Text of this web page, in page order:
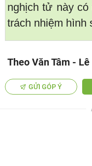
nghịch tử này
trách nhiệm hình
Theo Văn Tâm -
GỬI GÓP Ý